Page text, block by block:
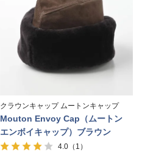
クラウンキャップ ムートンキャップ
Mouton Envoy Cap（ムートン
エンボイキャップ）ブラウン
4.0 （1）